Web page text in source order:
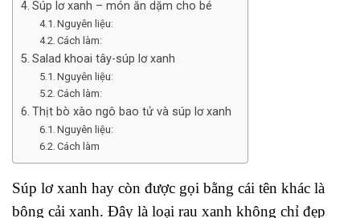
Súp lơ xanh – món ăn dặm cho bé
Nguyên liệu:
Cách làm:
Salad khoai tây-súp lơ xanh
Nguyên liệu:
Cách làm:
Thịt bò xào ngô bao tử và súp lơ xanh
Nguyên liệu:
Cách làm
Súp lơ xanh hay còn được gọi bằng cái tên khác là
bông cải xanh. Đây là loại rau xanh không chỉ đẹp